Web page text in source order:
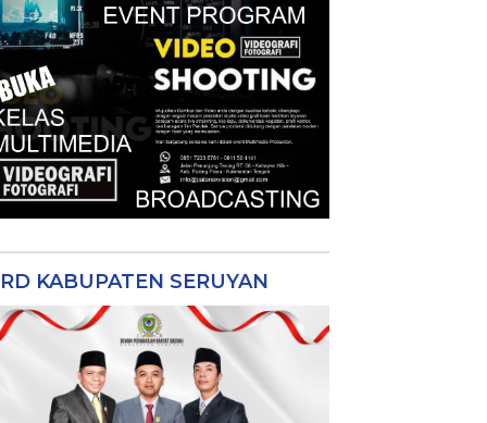
KABUPATEN SERUYAN